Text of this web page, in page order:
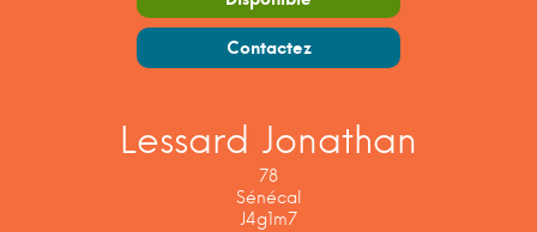
Contactez
Lessard Jonathan
78
Sénécal
J4g1m7